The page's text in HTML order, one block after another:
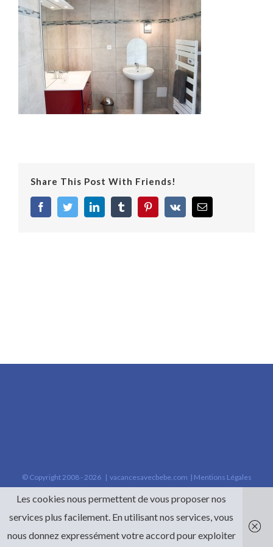
Share This Post With Friends!
facebooktwitter linkedin tumblr pinterestvk Email
© Copyright 2008 -2026 | vacancesavecbebe.com | Mentions Légales
Les cookies nous permettent de vous proposer nos
services plus facilement. En utilisant nos services, vous
nous donnez expressément votre accord pour exploiter